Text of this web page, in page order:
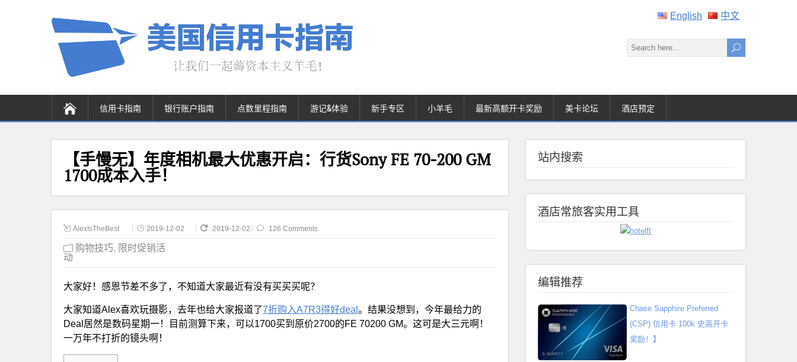
English 中文
信用卡指南 银行账户指南 点数里程指南 游记&体验 新手专区 小羊毛 最新高额开卡奖励 美卡论坛 酒店预定
【手慢无】年度相机最大优惠开启：行货Sony FE 70-200 GM
1700成本入手！
AlexIsTheBest 2019-12-02 2019-12-02 126 Comments
购物技巧, 限时促销活
动
大家好！感恩节差不多了，不知道大家最近有没有买买买呢？
大家知道Alex喜欢玩摄影，去年也给大家报道了7折购入A7R3得好deal 。结果没想到，今年最给力的
Deal居然是数码星期一！目前测算下来，可以1700买到原价2700的FE 70200 GM。这可是大三元啊！
一万年不打折的镜头啊！
站内搜索
酒店常旅客实用工具
编辑推荐
Chase Sapphire Preferred
(CSP) 信用卡 100k 史高开卡
奖励！】